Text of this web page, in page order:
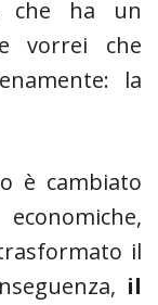
che ha un
vorrei che
la
è cambiato
il
il